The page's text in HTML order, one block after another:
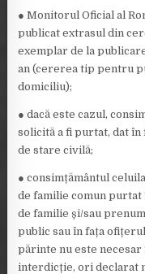
● Monitorul Oficial al
publicat extrasul din
exemplar de la
an (cererea tip pentru
domiciliu);
● dacă este cazul,
solicită a fi purtat, dat
de stare civilă;
● consimțământul
de familie comun
de familie și/sau
public sau în fața
părinte nu este necesar
interdicție, ori declarat